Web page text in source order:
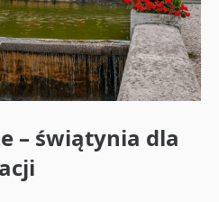
– świątynia dla